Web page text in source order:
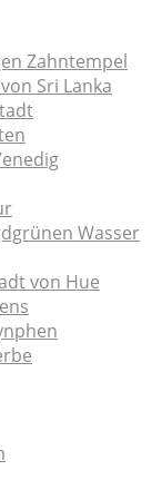
Zahntempel
Sri Lanka
Wasser
von Hue